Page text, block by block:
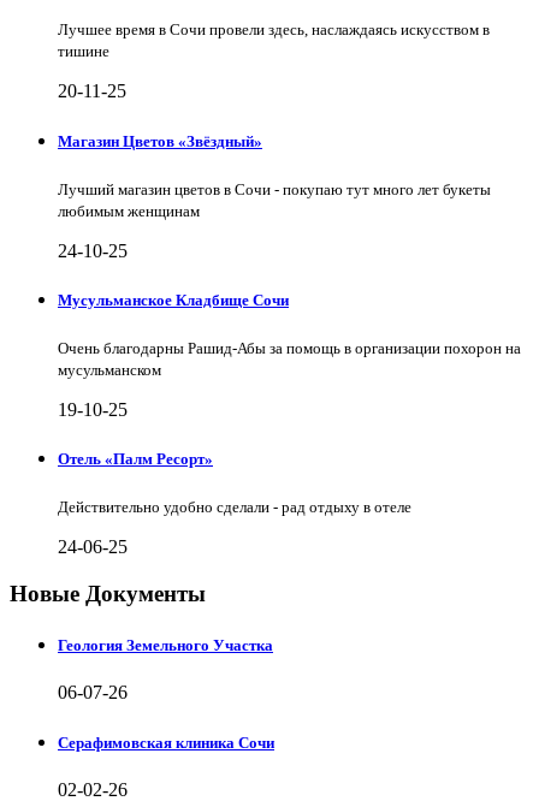
Лучшее время в Сочи провели здесь, наслаждаясь искусством в
тишине
20-11-25
Магазин Цветов «Звёздный»
Лучший магазин цветов в Сочи - покупаю тут много лет букеты
любимым женщинам
24-10-25
Мусульманское Кладбище Сочи
Очень благодарны Рашид-Абы за помощь в организации похорон на
мусульманском
19-10-25
Отель «Палм Ресорт»
Действительно удобно сделали - рад отдыху в отеле
24-06-25
Новые Документы
Геология Земельного Участка
06-07-26
Серафимовская клиника Сочи
02-02-26